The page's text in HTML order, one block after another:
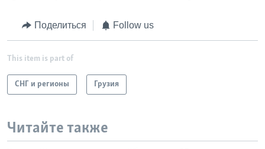
Поделиться Follow us
This item is part of
СНГ и регионы Грузия
Читайте также